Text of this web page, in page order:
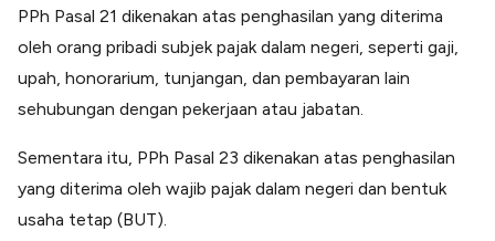
PPh Pasal 21 dikenakan atas penghasilan yang diterima
oleh orang pribadi subjek pajak dalam negeri, seperti gaji,
upah, honorarium, tunjangan, dan pembayaran lain
sehubungan dengan pekerjaan atau jabatan.
Sementara itu, PPh Pasal 23 dikenakan atas penghasilan
yang diterima oleh wajib pajak dalam negeri dan bentuk
usaha tetap (BUT).